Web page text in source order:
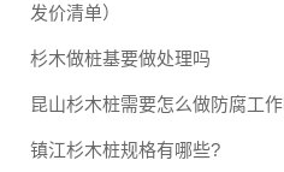
发价清单）
杉木做桩基要做处理吗
昆山杉木桩需要怎么做防腐工作
镇江杉木桩规格有哪些?